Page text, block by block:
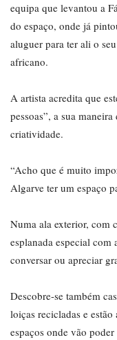
equipa que levantou a
do espaço, onde já
aluguer para ter ali o
africano.
A artista acredita que
pessoas”, a sua
criatividade.
“Acho que é muito
Algarve ter um espaço
Numa ala exterior, com
esplanada especial com
conversar ou apreciar
Descobre-se também
loiças recicladas e
espaços onde vão